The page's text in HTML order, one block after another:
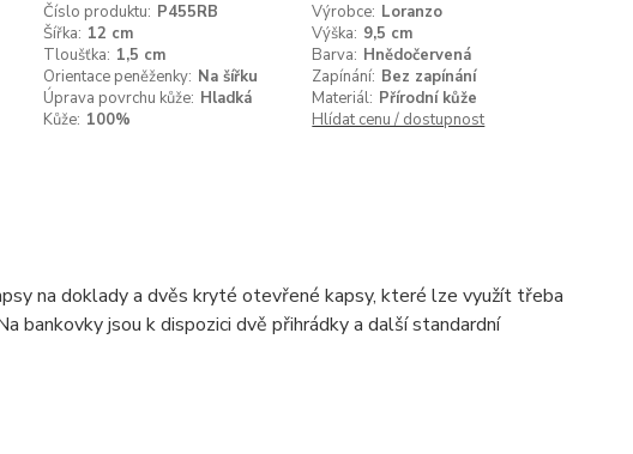
Číslo produktu: P455RB Výrobce: Loranzo
Šířka: 12 cm Výška: 9,5 cm
Tloušťka: 1,5 cm Barva: Hnědočervená
Orientace peněženky: Na šířku Zapínání: Bez zapínání
Úprava povrchu kůže: Hladká Materiál: Přírodní kůže
Kůže: 100% Hlídat cenu / dostupnost
na doklady a dvěs kryté otevřené kapsy, které lze využít třeba
bankovky jsou k dispozici dvě přihrádky a další standardní